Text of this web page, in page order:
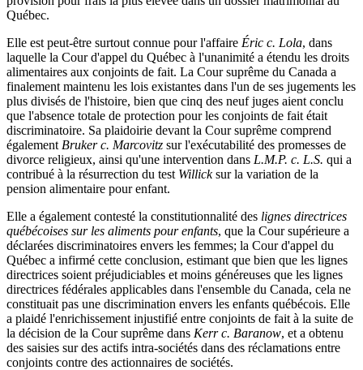
Québec.
Elle est peut-être surtout connue pour l'affaire Éric c. Lola, dans
laquelle la Cour d'appel du Québec à l'unanimité a étendu les droits
alimentaires aux conjoints de fait. La Cour suprême du Canada a
finalement maintenu les lois existantes dans l'un de ses jugements les
plus divisés de l'histoire, bien que cinq des neuf juges aient conclu
que l'absence totale de protection pour les conjoints de fait était
discriminatoire. Sa plaidoirie devant la Cour suprême comprend
également Bruker c. Marcovitz sur l'exécutabilité des promesses de
divorce religieux, ainsi qu'une intervention dans L.M.P. c. L.S. qui a
contribué à la résurrection du test Willicksur la variation de la
pension alimentaire pour enfant.
Elle a également contesté la constitutionnalité des lignes directrices
québécoises sur les aliments pour enfants, que la Cour supérieure a
déclarées discriminatoires envers les femmes; la Cour d'appel du
Québec a infirmé cette conclusion, estimant que bien que les lignes
directrices soient préjudiciables et moins généreuses que les lignes
directrices fédérales applicables dans l'ensemble du Canada, cela ne
constituait pas une discrimination envers les enfants québécois. Elle
a plaidé l'enrichissement injustifié entre conjoints de fait à la suite de
la décision de la Cour suprême dans Kerr c. Baranow, et a obtenu
des saisies sur des actifs intra-sociétés dans des réclamations entre
conjoints contre des actionnaires de sociétés.